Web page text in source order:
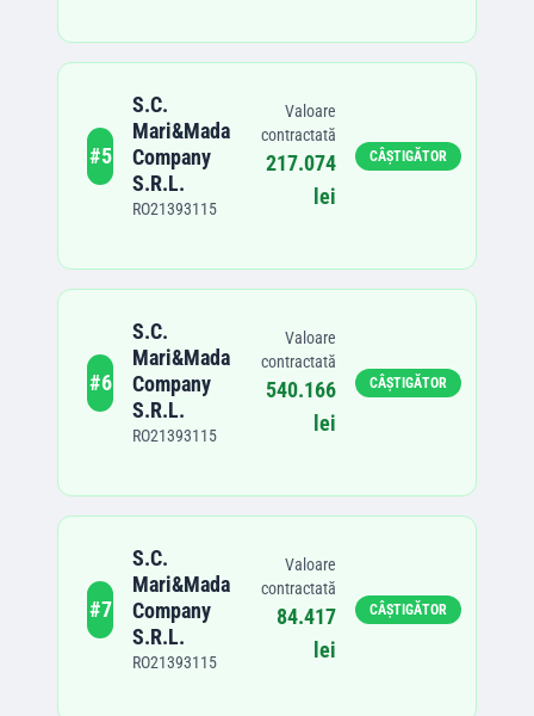
#5
S.C.
Mari&Mada
Company
S.R.L.
RO21393115
Valoare
contractată
217.074
lei
CÂȘTIGĂTOR
#6
S.C.
Mari&Mada
Company
S.R.L.
RO21393115
Valoare
contractată
540.166
lei
CÂȘTIGĂTOR
#7
S.C.
Mari&Mada
Company
S.R.L.
RO21393115
Valoare
contractată
84.417
lei
CÂȘTIGĂTOR